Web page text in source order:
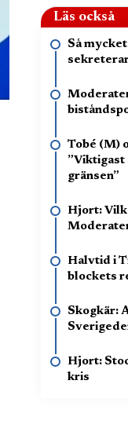
Läs också
Så
Tobé (M)
gränsen”
Hjort:
Halvtid i
blockets
Skogkär:
Hjort:
kris